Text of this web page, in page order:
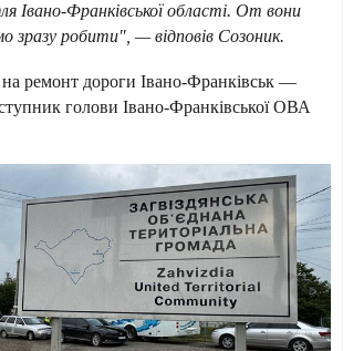
Івано-Франківської області. От вони
зразу робити", — відповів Созоник.
на ремонт дороги Івано-Франківськ —
голови Івано-Франківської ОВА